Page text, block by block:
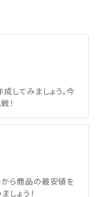
してみましょう。今
！
から商品の最安値を
しょう！